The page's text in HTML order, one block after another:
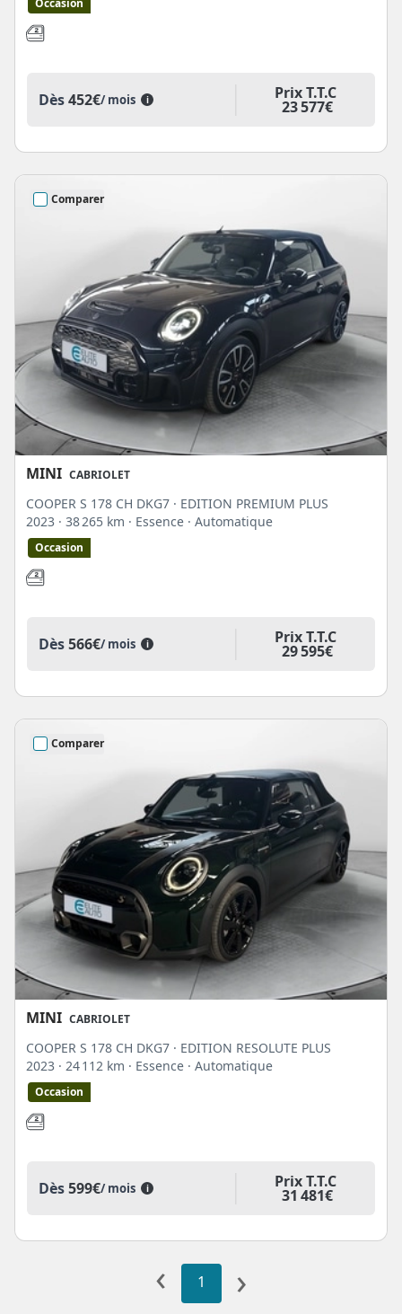
Dès452€/ mois i Prix T.T.C
23 577€
Comparer
MINI CABRIOLET
COOPER S 178 CH DKG7 · EDITION PREMIUM PLUS
2023 · 38 265 km · Essence · Automatique
Occasion
Dès566€/ mois i Prix T.T.C
29 595€
Comparer
MINI CABRIOLET
COOPER S 178 CH DKG7 · EDITION RESOLUTE PLUS
2023 · 24 112 km · Essence · Automatique
Occasion
Dès599€/ mois i Prix T.T.C
31 481€
‹ 1 ›